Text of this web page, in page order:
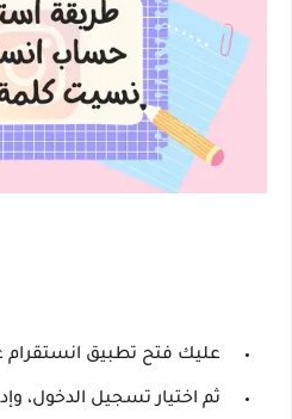
عليك فتح تطبيق انستقرام
ثم اختيار تسجيل الدخول،